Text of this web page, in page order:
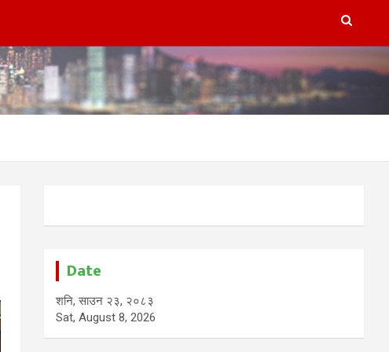
Date
शनि, साउन २३, २०८३
Sat, August 8, 2026